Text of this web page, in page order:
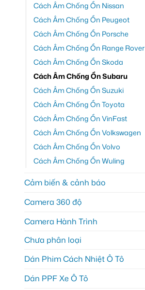
Cách Âm Chống Ồn Nissan
Cách Âm Chống Ồn Peugeot
Cách Âm Chống Ồn Porsche
Cách Âm Chống Ồn Range Rover
Cách Âm Chống Ồn Skoda
Cách Âm Chống Ồn Subaru
Cách Âm Chống Ồn Suzuki
Cách Âm Chống Ồn Toyota
Cách Âm Chống Ồn VinFast
Cách Âm Chống Ồn Volkswagen
Cách Âm Chống Ồn Volvo
Cách Âm Chống Ồn Wuling
Cảm biến & cảnh báo
Camera 360 độ
Camera Hành Trình
Chưa phân loại
Dán Phim Cách Nhiệt Ô Tô
Dán PPF Xe Ô Tô